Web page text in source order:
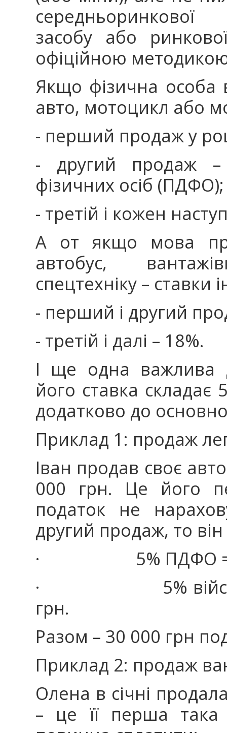
середньоринкової
засобу або
офіційною
Якщо фізична особа
авто, мотоцикл або
- перший продаж у
- другий продаж
фізичних осіб (ПДФО);
- третій і кожен
А от якщо мова
автобус,
спецтехніку – ставки
- перший і другий
- третій і далі – 18%.
І ще одна важлива
його ставка складає
додатково до
Приклад 1: продаж
Іван продав своє
000 грн. Це його
податок не
другий продаж, то
· 5% ПДФО =
· 5%
грн.
Разом – 30 000 грн
Приклад 2: продаж
Олена в січні
– це її перша